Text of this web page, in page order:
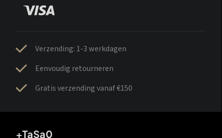
Verzending: 1-3 werkdagen
Eenvoudig retourneren
Gratis verzending vanaf €150
+TaSa0